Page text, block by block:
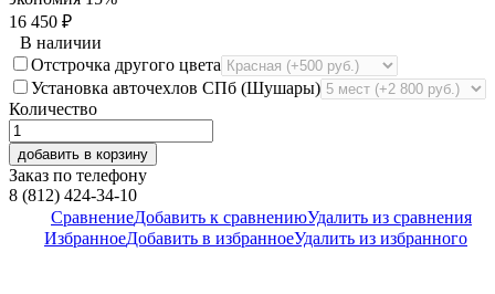
16 450 ₽
В наличии
Отстрочка другого цвета
Установка авточехлов СПб (Шушары)
Количество
добавить в корзину
Заказ по телефону
8 (812) 424-34-10
СравнениеДобавить к сравнениюУдалить из сравнения
ИзбранноеДобавить в избранноеУдалить из избранного